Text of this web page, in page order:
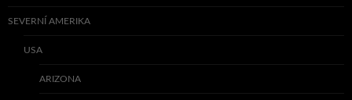
SEVERNÍ AMERIKA
USA
ARIZONA